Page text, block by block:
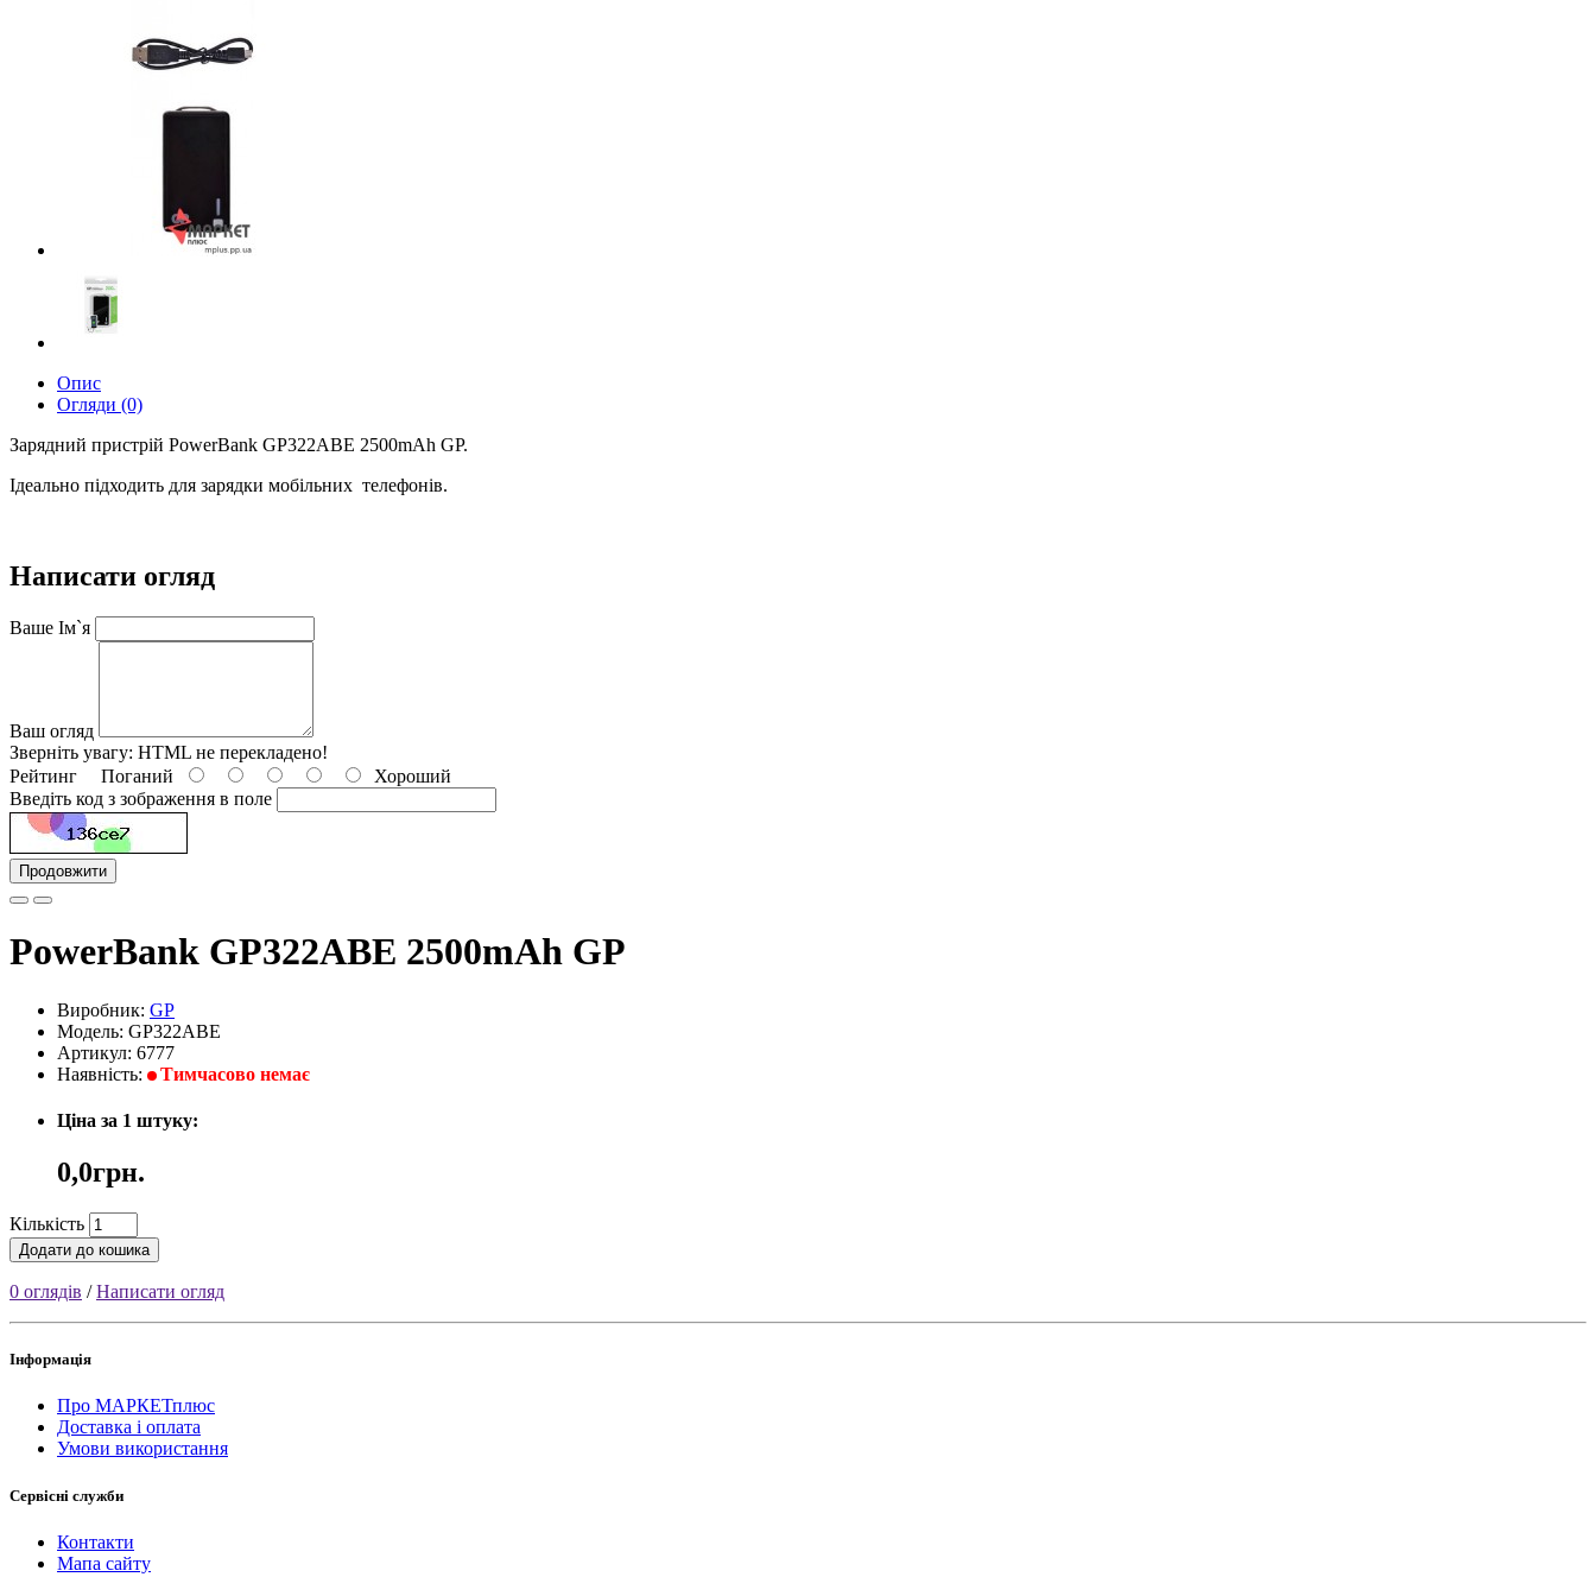
Опис
Огляди (0)
Зарядний пристрій PowerBank GP322ABE 2500mAh GP.
Ідеально підходить для зарядки мобільних телефонів.
Написати огляд
Ваше Ім`я
Ваш огляд
Зверніть увагу: HTML не перекладено!
Рейтинг Поганий
Хороший
Введіть код з зображення в поле
Продовжити
PowerBank GP322ABE 2500mAh GP
Виробник: GP
Модель: GP322ABE
Артикул: 6777
Наявність:
Тимчасово немає
Ціна за 1 штуку:
0,0грн.
Кількість
Додати до кошика
0 оглядів /Написати огляд
Інформація
Про МАРКЕТплюс
Доставка і оплата
Умови використання
Сервісні служби
Контакти
Мапа сайту